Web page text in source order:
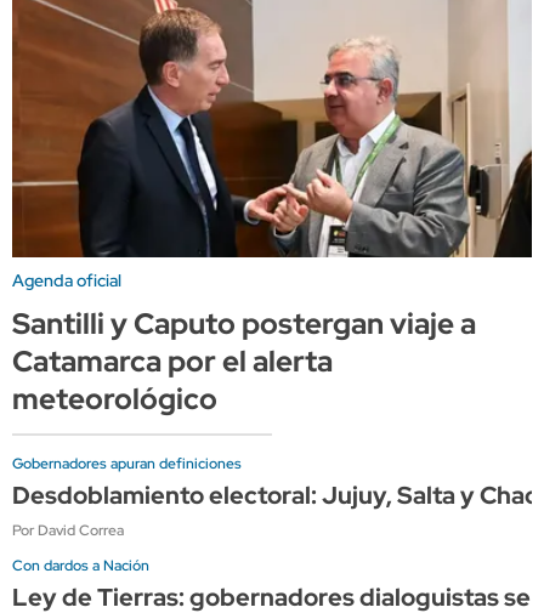
Agenda oficial
Santilli y Caputo postergan viaje a
Catamarca por el alerta
meteorológico
Gobernadores apuran definiciones
Desdoblamiento electoral: Jujuy, Salta y
Por David Correa
Con dardos a Nación
Ley de Tierras: gobernadores dialoguistas